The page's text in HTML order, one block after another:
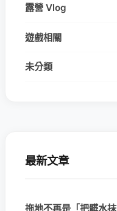
露營 Vlog
遊戲相關
未分類
最新文章
拖地不再是「把髒水